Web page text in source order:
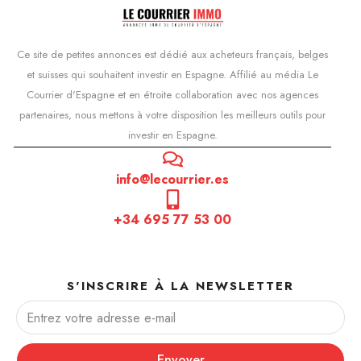
Ce site de petites annonces est dédié aux acheteurs français, belges
et suisses qui souhaitent investir en Espagne. Affilié au média Le
Courrier d'Espagne et en étroite collaboration avec nos agences
partenaires, nous mettons à votre disposition les meilleurs outils pour
investir en Espagne.
info@lecourrier.es
+34 695 77 53 00
S'INSCRIRE À LA NEWSLETTER